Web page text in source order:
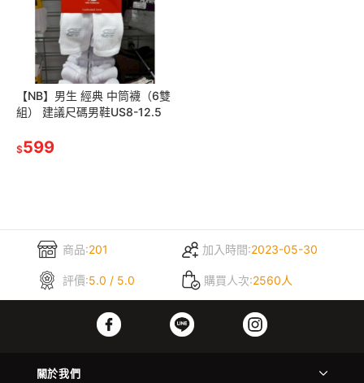
【NB】男生 經典 中筒襪（6雙
組） 建議尺碼男鞋US8-12.5
$599
商品:201 加入時間:2023-05-30
評價:5.0 / 5.0 購買人次:2560人
關於我們